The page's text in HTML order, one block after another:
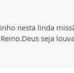
nesta linda
seja